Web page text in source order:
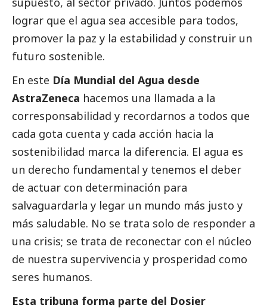
lograr que el agua sea accesible para todos,
promover la paz y la estabilidad y construir un
futuro sostenible.
En este Día Mundial del Agua desde
AstraZeneca hacemos una llamada a la
corresponsabilidad y recordarnos a todos que
cada gota cuenta y cada acción hacia la
sostenibilidad marca la diferencia. El agua es
un derecho fundamental y tenemos el deber
de actuar con determinación para
salvaguardarla y legar un mundo más justo y
más saludable. No se trata solo de responder a
una crisis; se trata de reconectar con el núcleo
de nuestra supervivencia y prosperidad como
seres humanos.
Esta tribuna forma parte del Dosier